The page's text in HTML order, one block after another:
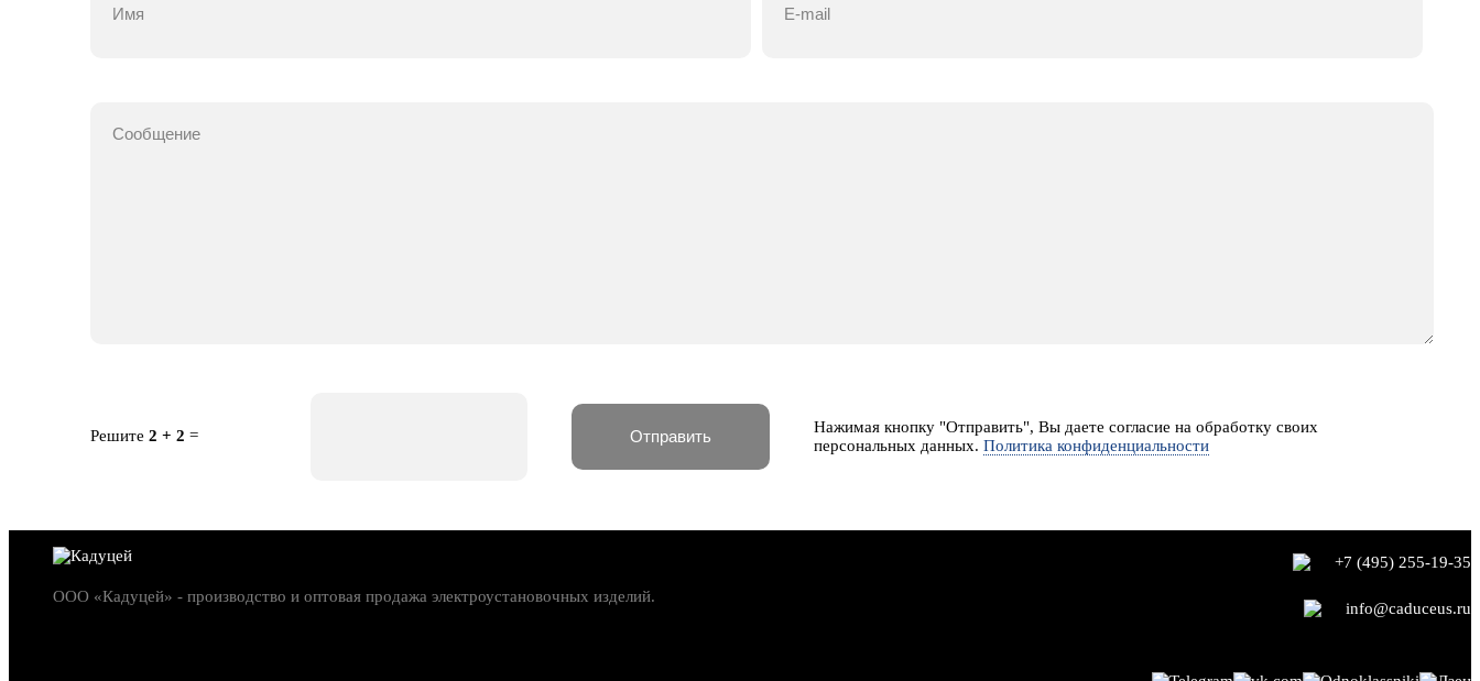
Решите 2 + 2 =
Нажимая кнопку "Отправить", Вы даете согласие на обработку своих
персональных данных.Политика конфиденциальности
ООО «Кадуцей» - производство и оптовая продажа электроустановочных изделий.
+7 (495) 255-19-35
info@caduceus.ru